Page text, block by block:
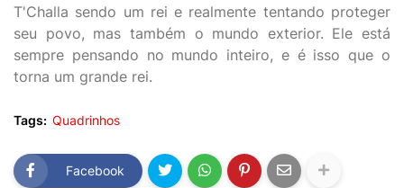
T'Challa sendo um rei e realmente tentando proteger
seu povo, mas também o mundo exterior. Ele está
sempre pensando no mundo inteiro, e é isso que o
torna um grande rei.
Tags: Quadrinhos
Facebook